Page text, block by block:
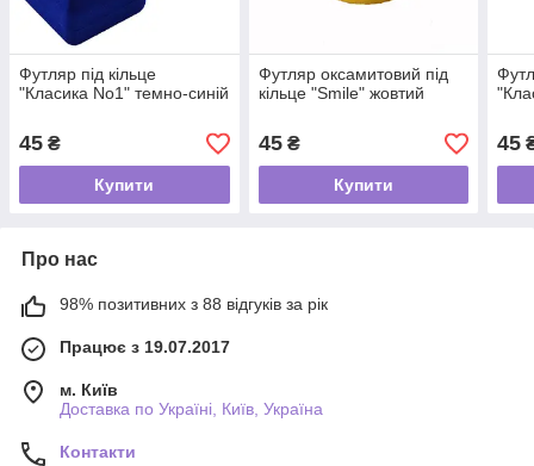
Футляр під кільце
"Класика No1" темно-синій
45 ₴
Купити
Футляр оксамитовий під
кільце "Smile" жовтий
45₴
Купити
45
Про нас
98% позитивних з 88 відгуків за рік
Працює з 19.07.2017
м. Київ
Доставка по Україні, Київ, Україна
Контакти